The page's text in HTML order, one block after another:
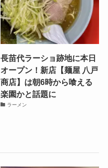
長苗代ラーショ跡地に本日
オープン！新店【麺屋 八戸
商店】は朝6時から喰える
楽園かと話題に
ラーメン